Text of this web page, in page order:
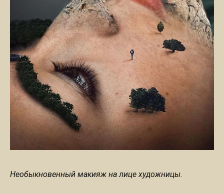
Необыкновенный макияж на лице художницы.